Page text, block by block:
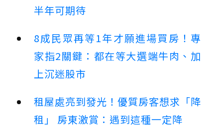
半年可期待
8成民眾再等1年才願進場買房！專
家指2關鍵：都在等大選端牛肉、加
上沉迷股市
租屋處亮到發光！優質房客想求「降
租」 房東激賞：遇到這種一定降